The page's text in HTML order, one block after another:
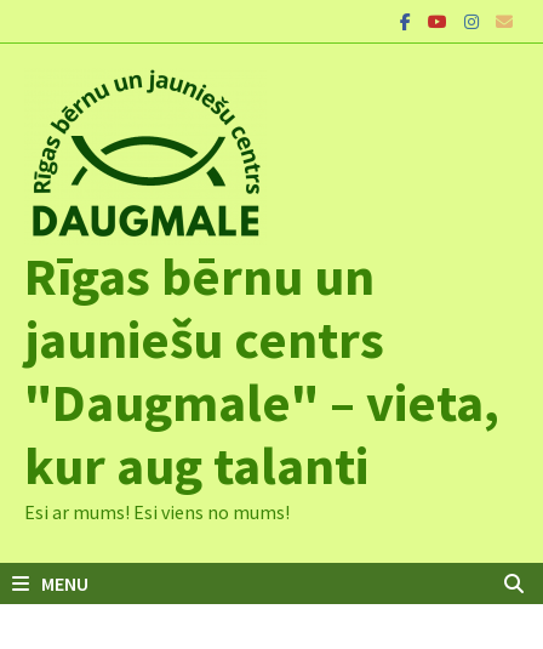
to
Rīgas bērnu un
jauniešu centrs
"Daugmale" – vieta,
kur aug talanti
Esi ar mums! Esi viens no mums!
MENU